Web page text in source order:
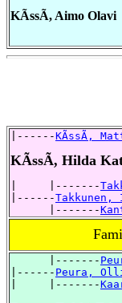
KÃssÃ, Aimo Olavi
|------KÃssÃ,
KÃssÃ, Hilda
|     |-------
|------
      |-------
      |-------
|------ Peura,
|     |-------